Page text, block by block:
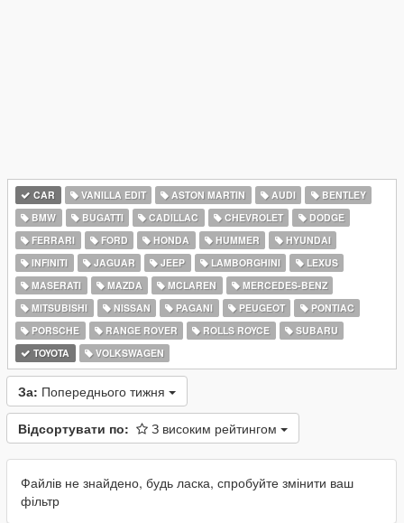
CAR VANILLA EDIT ASTON MARTIN AUDI
BENTLEY
BMW
BUGATTI CADILLAC CHEVROLET
DODGE
FERRARI
FORD HONDA HUMMER
HYUNDAI
INFINITI
JAGUAR JEEP LAMBORGHINI
LEXUS
MASERATI
MAZDA MCLAREN
MERCEDES-BENZ
MITSUBISHI
NISSAN PAGANI PEUGEOT
PONTIAC
PORSCHE
RANGE ROVER ROLLS ROYCE
SUBARU
TOYOTA
VOLKSWAGEN
За: Попереднього тижня
Відсортувати по: З високим рейтингом
Файлів не знайдено, будь ласка, спробуйте змінити ваш
фільтр